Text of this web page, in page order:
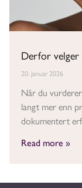
Derfor velger
20. januar 2026
Når du
langt mer enn
dokumentert
Read more »